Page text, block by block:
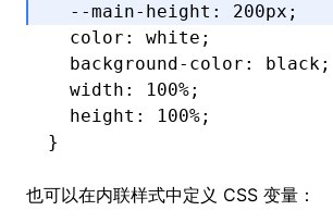
  --main-height
: 200px ;
  color
: white ;
  background-color
: black;
  width
: 100%;
  height
: 100%;
}
也可以在内联样式中定义 CSS 变量 ：